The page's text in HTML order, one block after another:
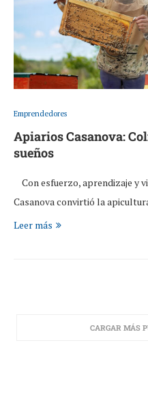
Emprendedores
Apiarios Casanova:
sueños
Con esfuerzo, aprendizaje y
Casanova convirtió la
Leer más
CARGAR MÁS